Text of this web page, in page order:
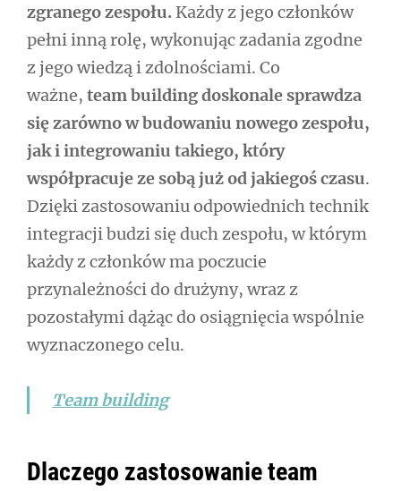
zgranego zespołu. Każdy z jego członków
pełni inną rolę, wykonując zadania zgodne
z jego wiedzą i zdolnościami. Co
ważne, team building doskonale sprawdza
się zarówno w budowaniu nowego zespołu,
jak i integrowaniu takiego, który
współpracuje ze sobą już od jakiegoś czasu.
Dzięki zastosowaniu odpowiednich technik
integracji budzi się duch zespołu, w którym
każdy z członków ma poczucie
przynależności do drużyny, wraz z
pozostałymi dążąc do osiągnięcia wspólnie
wyznaczonego celu.
Team building
Dlaczego zastosowanie team